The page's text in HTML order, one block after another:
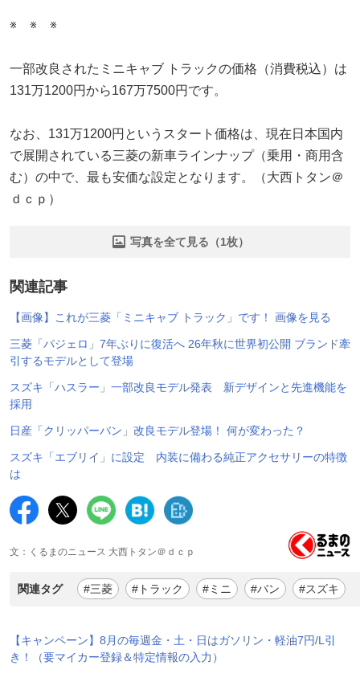
※ ※ ※
一部改良されたミニキャブ トラックの価格（消費税込）は
131万1200円から167万7500円です。
なお、131万1200円というスタート価格は、現在日本国内
で展開されている三菱の新車ラインナップ（乗用・商用含
む）の中で、最も安価な設定となります。（大西トタン＠
ｄｃｐ）
写真を全て見る（1枚）
関連記事
【画像】これが三菱「ミニキャブ トラック」です！ 画像を見る
三菱「パジェロ」7年ぶりに復活へ 26年秋に世界初公開 ブランド牽
引するモデルとして登場
スズキ「ハスラー」一部改良モデル発表 新デザインと先進機能を
採用
日産「クリッパーバン」改良モデル登場！ 何が変わった？
スズキ「エブリイ」に設定 内装に備わる純正アクセサリーの特徴
は
文：くるまのニュース 大西トタン＠ｄｃｐ
関連タグ #三菱 #トラック #ミニ #バン #スズキ
【キャンペーン】8月の毎週金・土・日はガソリン・軽油7円/L引
き！（要マイカー登録＆特定情報の入力）